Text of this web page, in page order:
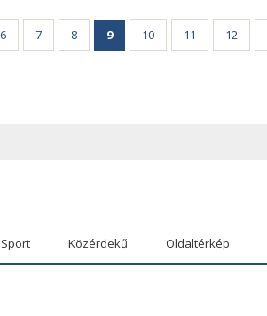
6 7 8 9 10 11 12
Sport Közérdekű Oldaltérkép